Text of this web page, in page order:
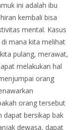
ini adalah ibu
kembali bisa
mental. Kasus
di mana kita melihat
pulang, merawat,
melakukan hal
orang
orang tersebut
dapat bersikap bak
dewasa, dapat